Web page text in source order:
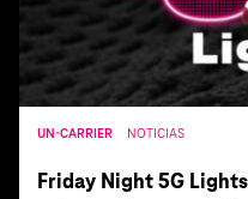
UN-CARRIER NOTICIAS
Friday Night 5G